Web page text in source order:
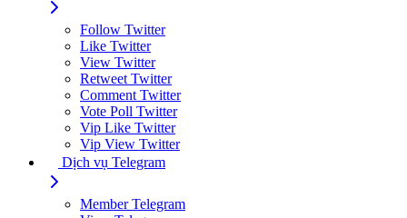
Follow Twitter
Like Twitter
View Twitter
Retweet Twitter
Comment Twitter
Vote Poll Twitter
Vip Like Twitter
Vip View Twitter
Dịch vụ Telegram
Member Telegram